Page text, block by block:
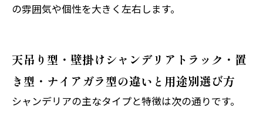
の雰囲気や個性を大きく左右します。
天吊り型・壁掛けシャンデリアトラック・置
き型・ナイアガラ型の違いと用途別選び方
シャンデリアの主なタイプと特徴は次の通りです。